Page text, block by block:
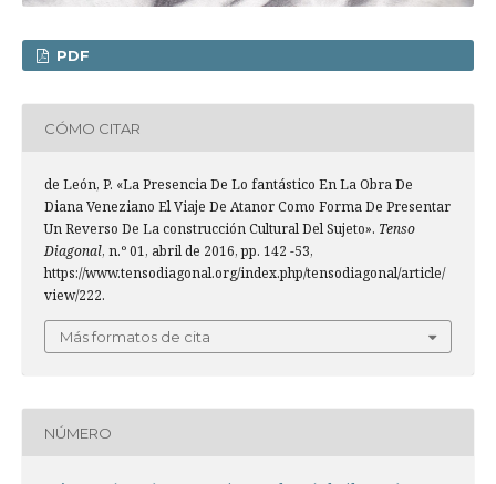
PDF
CÓMO CITAR
de León, P. «La Presencia De Lo fantástico En La Obra De
Diana Veneziano El Viaje De Atanor Como Forma De Presentar
Un Reverso De La construcción Cultural Del Sujeto». Tenso
Diagonal, n.º 01, abril de 2016, pp. 142 -53,
https://www.tensodiagonal.org/index.php/tensodiagonal/article/
view/222.
Más formatos de cita
NÚMERO